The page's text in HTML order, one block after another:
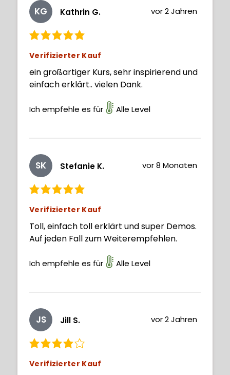
KG Kathrin G. vor 2 Jahren
Verifizierter Kauf
ein großartiger Kurs, sehr inspirierend und
einfach erklärt.. vielen Dank.
Ich empfehle es für Alle Level
SK Stefanie K. vor 8 Monaten
Verifizierter Kauf
Toll, einfach toll erklärt und super Demos.
Auf jeden Fall zum Weiterempfehlen.
Ich empfehle es für Alle Level
JS Jill S. vor 2 Jahren
Verifizierter Kauf